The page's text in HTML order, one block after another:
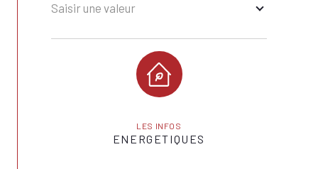
Saisir une valeur
LES INFOS
ENERGETIQUES